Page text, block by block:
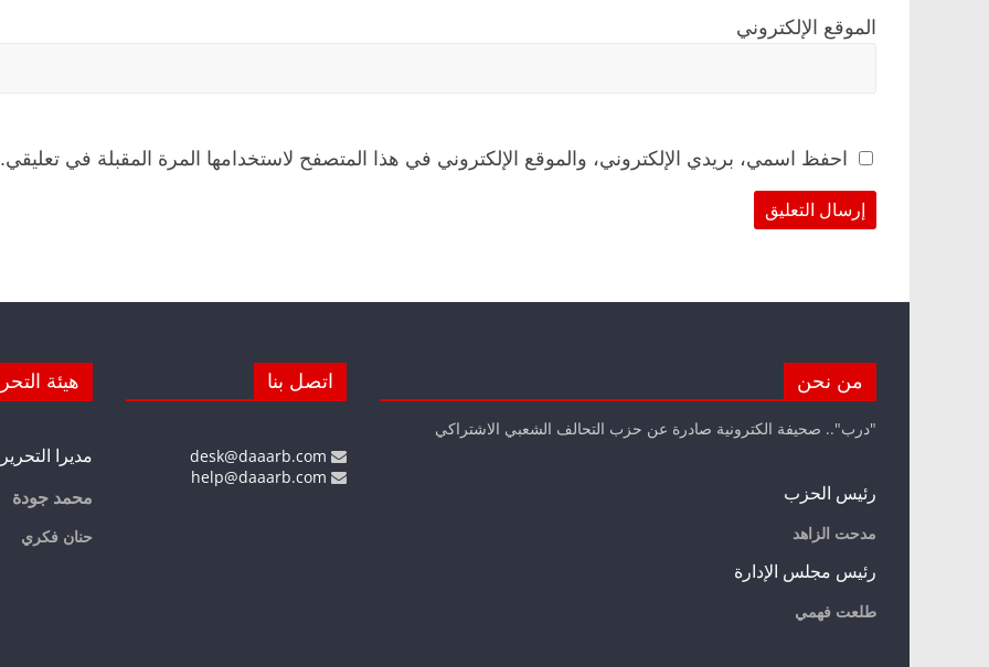
الموقع الإلكتروني
احفظ اسمي، بريدي الإلكتروني، والموقع الإلكتروني في هذا المتصفح لاستخدامها المرة المقبلة في تعليقي.
من نحن
"درب".. صحيفة الكترونية صادرة عن حزب التحالف الشعبي الاشتراكي
رئيس الحزب
مدحت الزاهد
رئيس مجلس الإدارة
طلعت فهمي
اتصل بنا هيئة
مديرا التحرير
محمد جودة
حنان فكري